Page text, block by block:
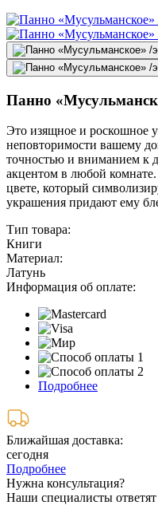
Панно
Это изящное и роскошное
неповторимости вашему
точностью и вниманием к
акцентом в любой
цвете, который
украшения придают ему
Тип товара:
Книги
Материал:
Латунь
Информация об оплате:
Подробнее
Ближайшая доставка:
сегодня
Подробнее
Нужна консультация?
Наши специалисты